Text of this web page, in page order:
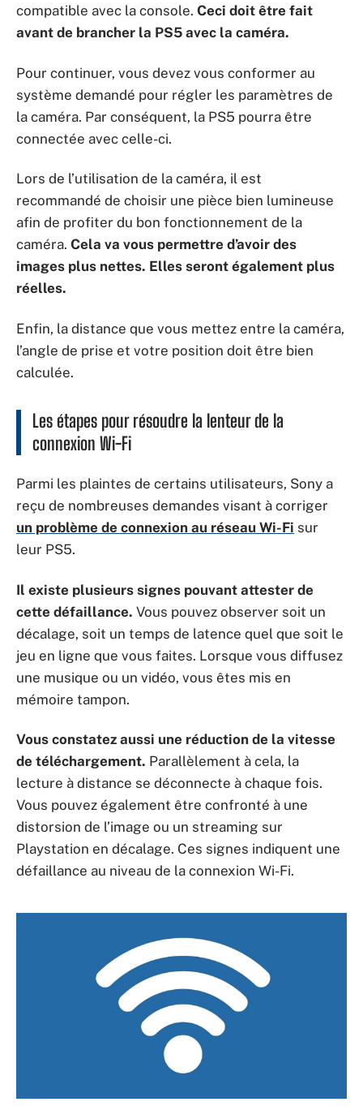
compatible avec la console. Ceci doit être fait
avant de brancher la PS5 avec la caméra.
Pour continuer, vous devez vous conformer au
système demandé pour régler les paramètres de
la caméra. Par conséquent, la PS5 pourra être
connectée avec celle-ci.
Lors de l’utilisation de la caméra, il est
recommandé de choisir une pièce bien lumineuse
afin de profiter du bon fonctionnement de la
caméra. Cela va vous permettre d’avoir des
images plus nettes. Elles seront également plus
réelles.
Enfin, la distance que vous mettez entre la caméra,
l’angle de prise et votre position doit être bien
calculée.
Les étapes pour résoudre la lenteur de la
connexion Wi-Fi
Parmi les plaintes de certains utilisateurs, Sony a
reçu de nombreuses demandes visant à corriger
un problème de connexion au réseau Wi-Fi sur
leur PS5.
Il existe plusieurs signes pouvant attester de
cette défaillance. Vous pouvez observer soit un
décalage, soit un temps de latence quel que soit le
jeu en ligne que vous faites. Lorsque vous diffusez
une musique ou un vidéo, vous êtes mis en
mémoire tampon.
Vous constatez aussi une réduction de la vitesse
de téléchargement. Parallèlement à cela, la
lecture à distance se déconnecte à chaque fois.
Vous pouvez également être confronté à une
distorsion de l’image ou un streaming sur
Playstation en décalage. Ces signes indiquent une
défaillance au niveau de la connexion Wi-Fi.